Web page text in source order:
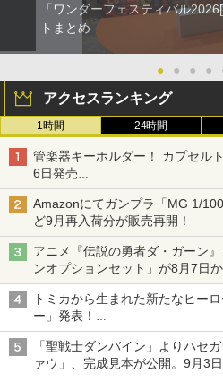
「ワンダーフェスティバル
トまとめ
● ● ● ●
アクセスランキング
1時間 24時間
管楽器キーホルダー！ カプセル
6日発売
チューバ、テナサクなど5種各3色
Amazonにてガンプラ「MG 1/
ど9月再入荷分が販売再開！
アニメ『伝説の勇者ダ・ガーン
ンオプションセット」が8月7日
トミカから生まれた新たなヒー
ー」発表！
詳細は後日公開予定
「聖戦士ダンバイン」よりハセ
ァウ」、完成見本が公開。9月3